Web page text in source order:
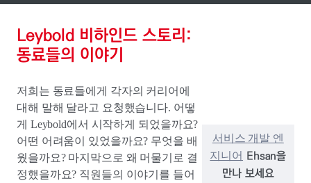
Leybold 비하인드 스토리:
동료들의 이야기
저희는 동료들에게 각자의 커리어에
대해 말해 달라고 요청했습니다. 어떻
게 Leybold에서 시작하게 되었을까요?
어떤 어려움이 있었을까요? 무엇을 배
웠을까요? 마지막으로 왜 머물기로 결
정했을까요? 직원들의 이야기를 들어
서비스 개발 엔
지니어 Ehsan을
만나 보세요